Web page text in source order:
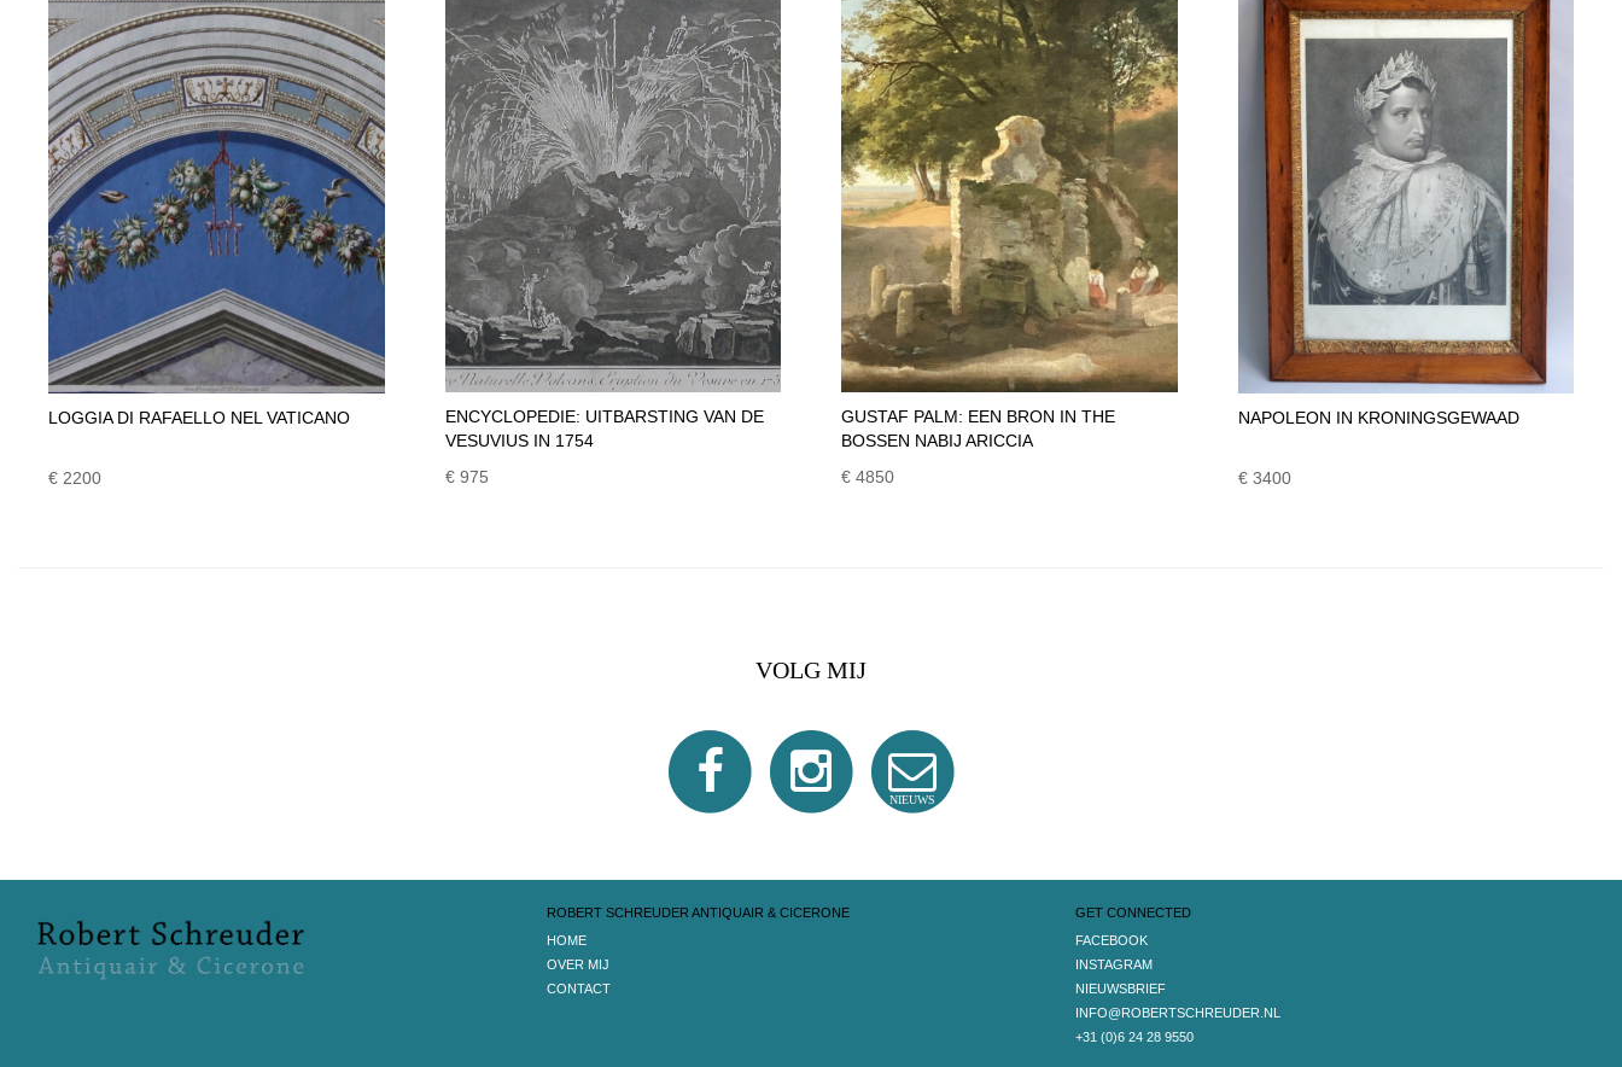
LOGGIA DI RAFAELLO NEL VATICANO
€ 2200
ENCYCLOPEDIE: UITBARSTING VAN DE
VESUVIUS IN 1754
€ 975
GUSTAF PALM: EEN BRON IN THE
BOSSEN NABIJ ARICCIA
€ 4850
NAPOLEON IN KRONINGSGEWAAD
€ 3400
VOLG MIJ
NIEUWS
ROBERT SCHREUDER ANTIQUAIR & CICERONE
HOME
OVER MIJ
CONTACT
GET CONNECTED
FACEBOOK
INSTAGRAM
NIEUWSBRIEF
INFO@ROBERTSCHREUDER.NL
+31 (0)6 24 28 9550